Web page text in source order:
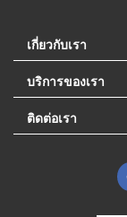
เกี่ยวกับเรา
บริการของเรา
ติดต่อเรา